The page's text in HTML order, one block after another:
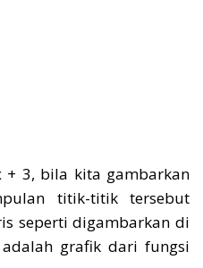
+ 3, bila kita gambarkan
titik-titik tersebut
seperti digambarkan di
grafik dari fungsi